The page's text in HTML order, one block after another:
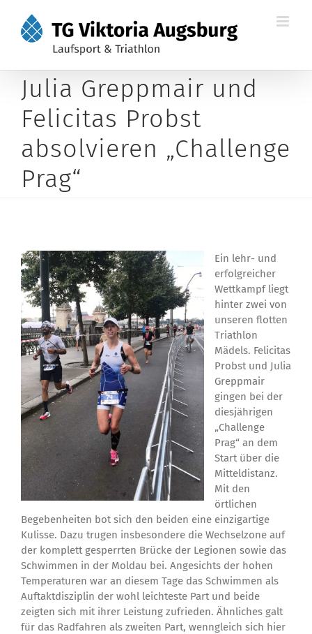
Inhalt
springen
Julia Greppmair und
Felicitas Probst
absolvieren „Challenge
Prag“
Ein lehr- und
erfolgreicher
Wettkampf liegt
hinter zwei von
unseren flotten
Triathlon
Mädels. Felicitas
Probst und Julia
Greppmair
gingen bei der
diesjährigen
„Challenge
Prag“ an dem
Start über die
Mitteldistanz.
Mit den
örtlichen
Begebenheiten bot sich den beiden eine einzigartige
Kulisse. Dazu trugen insbesondere die Wechselzone auf
der komplett gesperrten Brücke der Legionen sowie das
Schwimmen in der Moldau bei. Angesichts der hohen
Temperaturen war an diesem Tage das Schwimmen als
Auftaktdisziplin der wohl leichteste Part und beide
zeigten sich mit ihrer Leistung zufrieden. Ähnliches galt
für das Radfahren als zweiten Part, wenngleich sich hier